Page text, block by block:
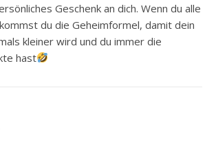
Geschenk an dich. Wenn du alle
du die Geheimformel, damit dein
kleiner wird und du immer die
hast